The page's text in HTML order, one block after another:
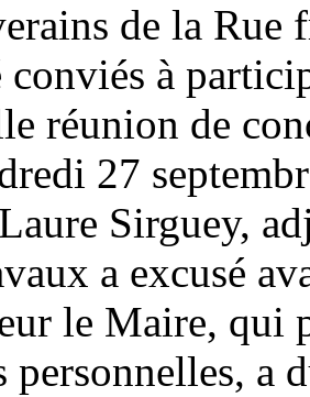
de la Rue
conviés à
réunion de
27
Sirguey,
a excusé
le Maire, qui
personnelles, a